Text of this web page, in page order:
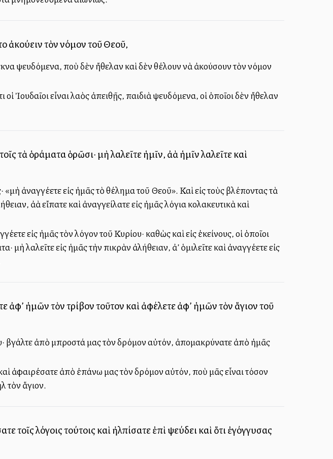
ἀκούειν τὸν νόμον τοῦ Θεοῦ,
ψευδόμενα, ποὺ δὲν ἤθελαν καὶ δὲν θέλουν νὰ ἀκούσουν τὸν νόμον
Ἰουδαῖοι εἶναι λαὸς ἀπειθῇς, παιδιὰ ψευδόμενα, οἱ ὁποῖοι δὲν ἤθελαν
τὰ ὁράματα ὁρῶσι· μὴ λαλεῖτε ἡμῖν, ἀλλὰ ἡμῖν λαλεῖτε καὶ
ἀναγγέλλετε εἰς ἡμᾶς τὸ θέλημα τοῦ Θεοῦ». Καὶ εἰς τοὺς βλέποντας τὰ
ἀλλὰ εἴπατε καὶ ἀναγγείλατε εἰς ἡμᾶς λόγια κολακευτικὰ καὶ
εἰς ἡμᾶς τὸν λόγον τοῦ Κυρίου· καθὼς καὶ εἰς ἐκείνους, οἱ ὁποῖοι
λαλεῖτε εἰς ἡμᾶς τὴν πικρὰν ἀλήθειαν, ἀλλ’ ὁμιλεῖτε καὶ ἀναγγέλλετε εἰς
ἡμῶν τὸν τρίβον τοῦτον καὶ ἀφέλετε ἀφ’ ἡμῶν τὸν ἅγιον τοῦ
βγάλτε ἀπὸ μπροστά μας τὸν δρόμον αὐτόν, ἀπομακρύνατε ἀπὸ ἡμᾶς
ἀφαιρέσατε ἀπὸ ἐπάνω μας τὸν δρόμον αὐτόν, ποὺ μᾶς εἶναι τόσον
τὸν ἅγιον.
τοῖς λόγοις τούτοις καὶ ἠλπίσατε ἐπὶ ψεύδει καὶ ὅτι ἐγόγγυσας